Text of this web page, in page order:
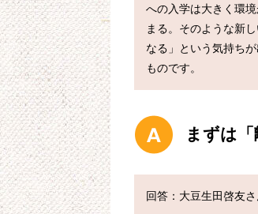
への入学は大きく環
まる。そのような新
なる」という気持ち
まずは
回答：大豆生田啓友さ